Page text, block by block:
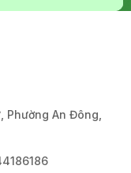
An Đông,